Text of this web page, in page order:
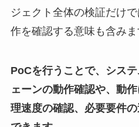
ジェクト全体の検証だけ
作を確認する意味も含みま
PoCを行うことで、シス
ェーンの動作確認や、動
理速度の確認、必要要件